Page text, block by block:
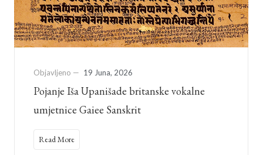
Objavljeno — 19 Juna, 2026
Pojanje Iša Upanišade britanske vokalne
umjetnice Gaiee Sanskrit
Read More